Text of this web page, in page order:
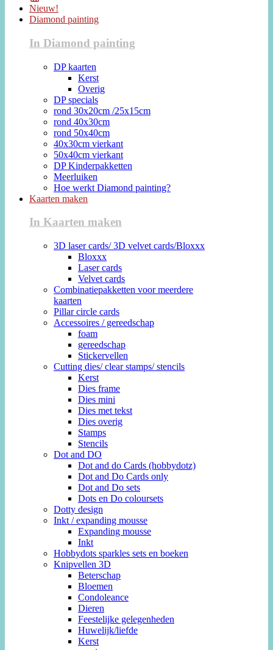
Nieuw!
Diamond painting
In Diamond painting
DP kaarten
Kerst
Overig
DP specials
rond 30x20cm /25x15cm
rond 40x30cm
rond 50x40cm
40x30cm vierkant
50x40cm vierkant
DP Kinderpakketten
Meerluiken
Hoe werkt Diamond painting?
Kaarten maken
In Kaarten maken
3D laser cards/ 3D velvet cards/Bloxxx
Bloxxx
Laser cards
Velvet cards
Combinatiepakketten voor meerdere
kaarten
Pillar circle cards
Accessoires / gereedschap
foam
gereedschap
Stickervellen
Cutting dies/ clear stamps/ stencils
Kerst
Dies frame
Dies mini
Dies met tekst
Dies overig
Stamps
Stencils
Dot and DO
Dot and do Cards (hobbydotz)
Dot and Do Cards only
Dot and Do sets
Dots en Do coloursets
Dotty design
Inkt / expanding mousse
Expanding mousse
Inkt
Hobbydots sparkles sets en boeken
Knipvellen 3D
Beterschap
Bloemen
Condoleance
Dieren
Feestelijke gelegenheden
Huwelijk/liefde
Kerst